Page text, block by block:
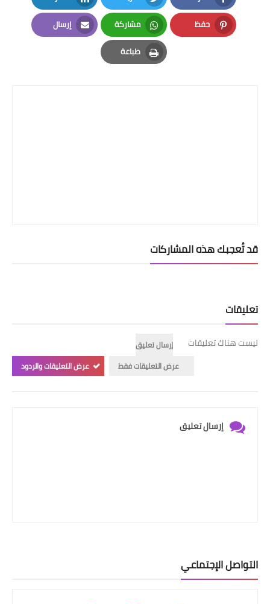
Facebook
Twitter
LinkedIn
حفظ
Pinterest
مشاركة
Whatsapp
إرسال
Email
طباعة
Print
قد تُعجبك هذه المشاركات
تعليقات
ليست هناك تعليقات
إرسال تعليق
عرض التعليقات فقط
عرض التعليقات والردود
إرسال تعليق
التواصل الإجتماعي